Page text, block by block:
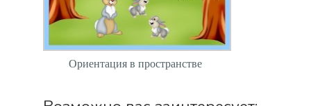
Ориентация в пространстве